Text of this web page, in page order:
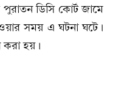
ডিসি কোর্ট জামে
সময় এ ঘটনা ঘটে।
করা হয়।